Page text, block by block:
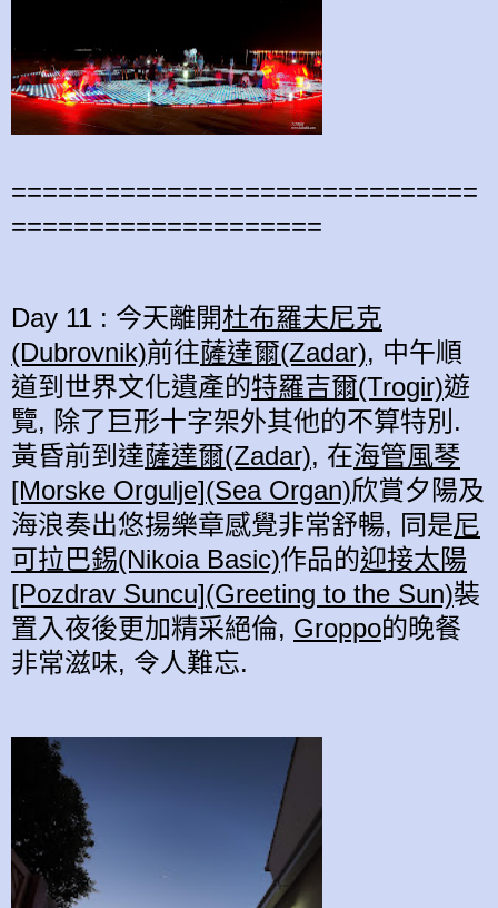
==============================
====================
Day 11 : 今天離開杜布羅夫尼克
(Dubrovnik)前往薩達爾(Zadar), 中午順
道到世界文化遺產的特羅吉爾(Trogir)遊
覽, 除了巨形十字架外其他的不算特別.
黃昏前到達薩達爾(Zadar), 在海管風琴
[Morske Orgulje](Sea Organ)欣賞夕陽及
海浪奏出悠揚樂章感覺非常舒暢, 同是尼
可拉巴錫(Nikoia Basic)作品的迎接太陽
[Pozdrav Suncu](Greeting to the Sun)裝
置入夜後更加精采絕倫, Groppo的晚餐
非常滋味, 令人難忘.